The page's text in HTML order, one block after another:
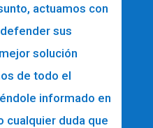
actuamos con
sus
solución
de todo el
informado en
cualquier duda que